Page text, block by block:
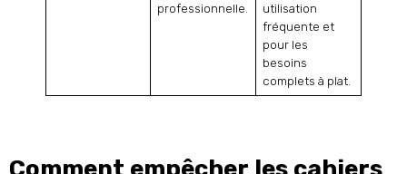
professionnelle.
utilisation
fréquente et
pour les
besoins
complets à plat.